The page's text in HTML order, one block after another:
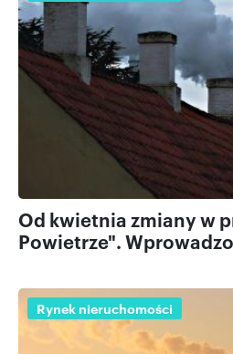
Od kwietnia zmiany w
Powietrze".
Rynek nieruchomości